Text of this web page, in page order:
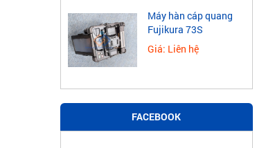
Máy hàn cáp quang
Fujikura 73S
Giá: Liên hệ
FACEBOOK